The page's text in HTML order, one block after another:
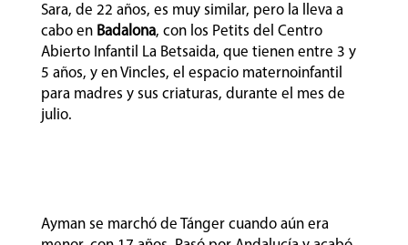
Sara, de 22 años, es muy similar, pero la lleva a
cabo en Badalona, con los Petits del Centro
Abierto Infantil La Betsaida, que tienen entre 3 y
5 años, y en Vincles, el espacio maternoinfantil
para madres y sus criaturas, durante el mes de
julio.
Ayman se marchó de Tánger cuando aún era